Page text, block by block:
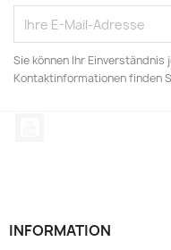
Sie können Ihr
Kontaktinformationen finden
INFORMATION